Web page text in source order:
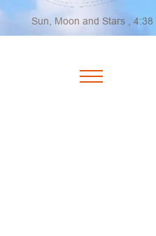
Sun, Moon and Stars , 4:38